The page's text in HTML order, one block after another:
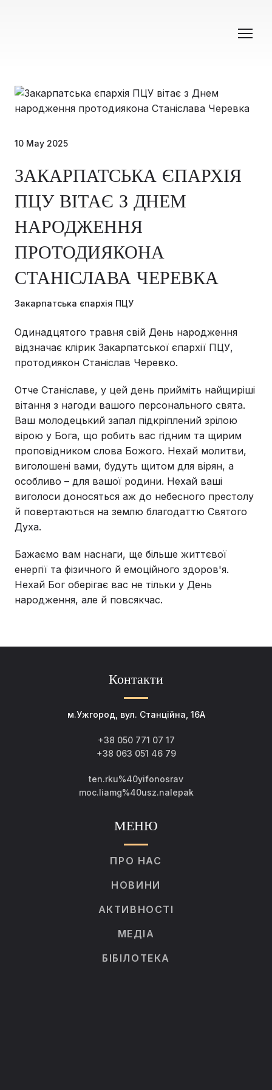
10 May 2025
ЗАКАРПАТСЬКА ЄПАРХІЯ
ПЦУ ВІТАЄ З ДНЕМ
НАРОДЖЕННЯ
ПРОТОДИЯКОНА
СТАНІСЛАВА ЧЕРЕВКА
Закарпатська єпархія ПЦУ
Одинадцятого травня свій День народження
відзначає клірик Закарпатської єпархії ПЦУ,
протодиякон Станіслав Черевко.
Отче Станіславе, у цей день прийміть найщиріші
вітання з нагоди вашого персонального свята.
Ваш молодецький запал підкріплений зрілою
вірою у Бога, що робить вас гідним та щирим
проповідником слова Божого. Нехай молитви,
виголошені вами, будуть щитом для вірян, а
особливо – для вашої родини. Нехай ваші
виголоси доносяться аж до небесного престолу
й повертаються на землю благодаттю Святого
Духа.
Бажаємо вам наснаги, ще більше життєвої
енергії та фізичного й емоційного здоров'я.
Нехай Бог оберігає вас не тільки у День
народження, але й повсякчас.
Контакти
м.Ужгород, вул. Станційна, 16А
+38 050 771 07 17
+38 063 051 46 79
ten.rku%40yifonosrav
moc.liamg%40usz.nalepak
МЕНЮ
ПРО НАС
НОВИНИ
АКТИВНОСТІ
МЕДІА
БІБІЛОТЕКА